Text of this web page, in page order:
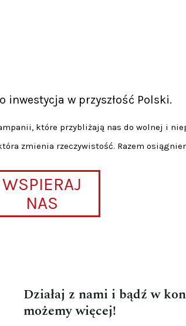
inwestycja w przyszłość Polski.
które przybliżają nas do wolnej i
zmienia rzeczywistość. Razem
WSPIERAJ
NAS
Działaj z nami i bądź w
możemy więcej!